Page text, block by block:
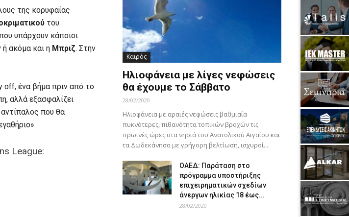
της κορυφαίας
του
υπάρχουν κάποιοι
ή ακόμα και η Μπριζ. Στην
off, ένα βήμα πριν από το
αλλά εξασφαλίζει
που θα
League:
Καιρός
Ηλιοφάνεια με λίγες νεφώσεις
θα έχουμε το Σάββατο
28/02/2020
Ηλιοφάνεια με αραιές νεφώσεις βαθμιαία
πυκνότερες, πιθανότητα τοπικών βροχών τις
πρωινές ώρες στα νησιά του Ανατολικού Αιγαίου και
τα Δωδεκάνησα με γρήγορη βελτίωση, ισχυροί...
ΟΑΕΔ: Παράταση στο
πρόγραμμα υποστήριξης
επιχειρηματικών σχεδίων
άνεργων ηλικίας 18 έως...
28/02/2020